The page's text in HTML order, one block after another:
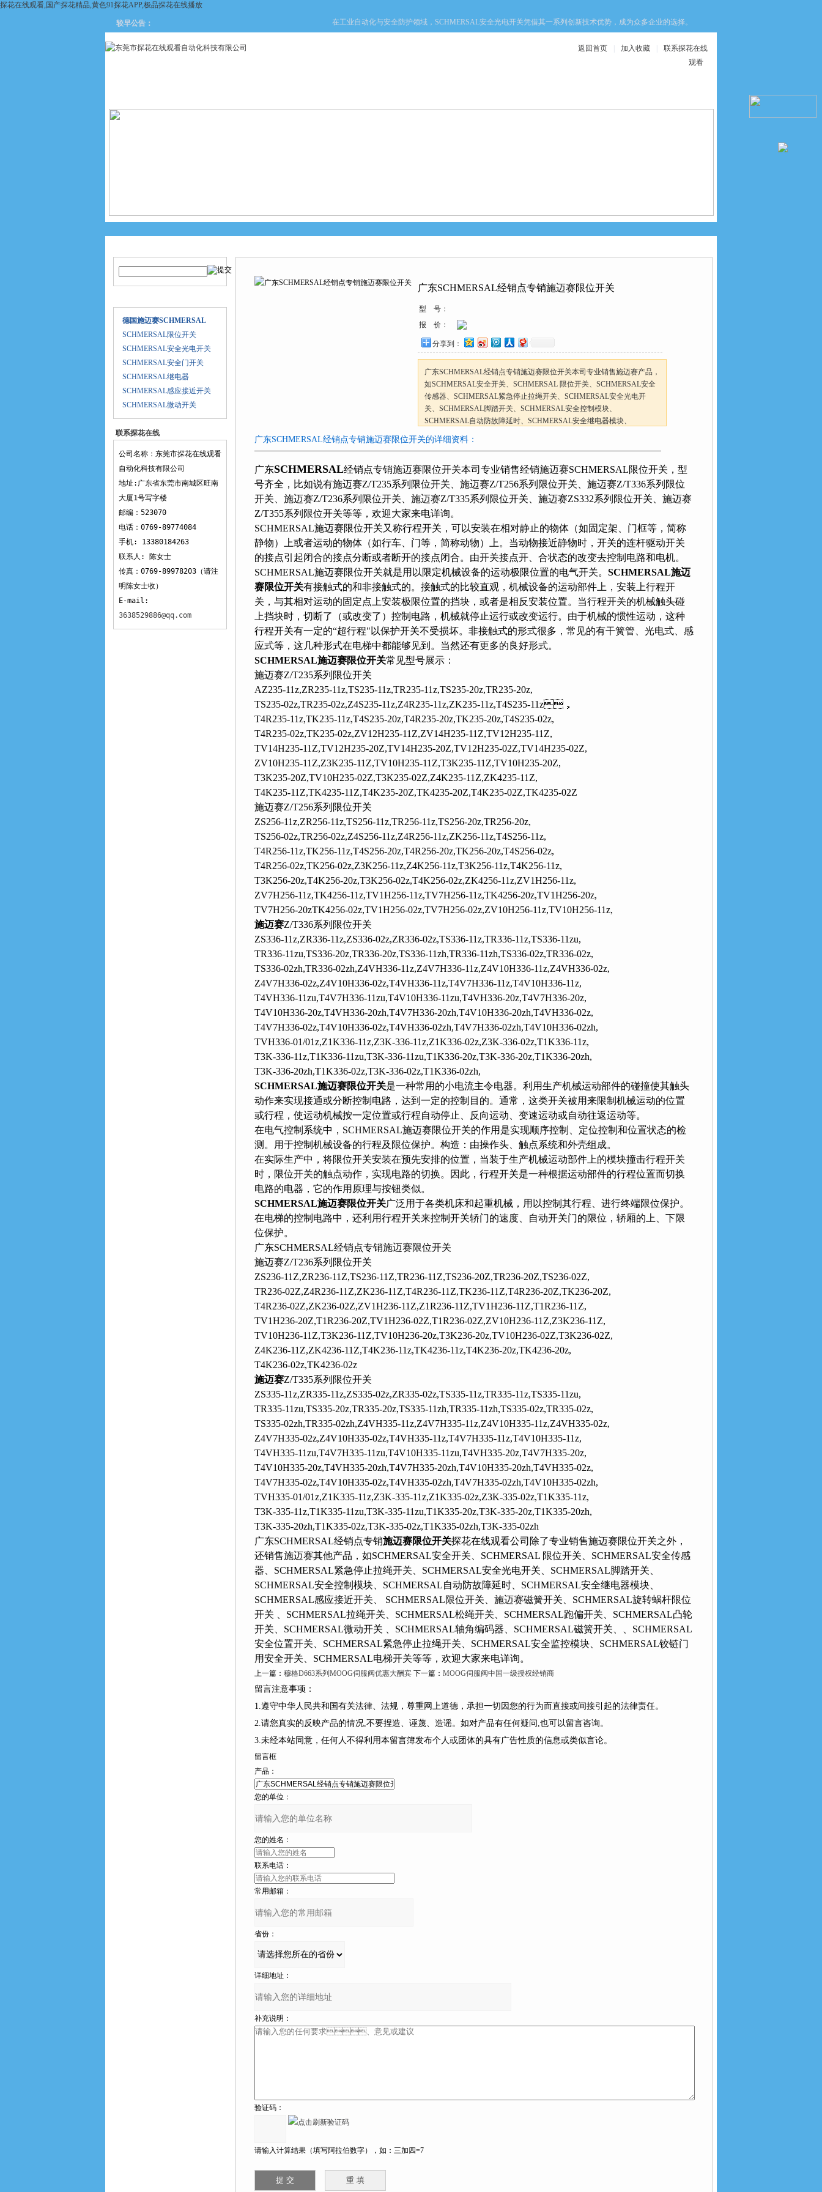
探花在线观看,国产探花精品,黄色91探花APP,极品探花在线播放
较早公告： 在工业自动化与安全防护领域，SCHMERSAL安全光电开关凭借其一系列创新技术优势，成为众多企业的选择。这些优势不仅提升了设备的安全性，还优
返回首页 加入收藏
联系探花在线
观看
德国施迈赛SCHMERSAL
SCHMERSAL限位开关
SCHMERSAL安全光电开关
SCHMERSAL安全门开关
SCHMERSAL继电器
SCHMERSAL感应接近开关
SCHMERSAL微动开关
联系探花在线
观看
公司名称：东莞市探花在线观看
自动化科技有限公司
地址:广东省东莞市南城区旺南
大厦1号写字楼
邮编：523070
电话：0769-89774084
手机: 13380184263
联系人: 陈女士
传真：0769-89978203（请注
明陈女士收）
E-mail:
3638529886@qq.com
广东SCHMERSAL经销点专销施迈赛限位开关
型 号：
报 价：
分享到：
广东SCHMERSAL经销点专销施迈赛限位开关本司专业销售施迈赛产品，
如SCHMERSAL安全开关、SCHMERSAL 限位开关、SCHMERSAL安全
传感器、SCHMERSAL紧急停止拉绳开关、SCHMERSAL安全光电开
关、SCHMERSAL脚踏开关、SCHMERSAL安全控制模块、
SCHMERSAL自动防故障延时、SCHMERSAL安全继电器模块、
SCHMERSAL感应接近开关等等
广东SCHMERSAL经销点专销施迈赛限位开关的详细资料：
广东SCHMERSAL经销点专销施迈赛限位开关本司专业销售经销施迈赛SCHMERSAL限位开关，型
号齐全，比如说有施迈赛Z/T235系列限位开关、施迈赛Z/T256系列限位开关、施迈赛Z/T336系列限位
开关、施迈赛Z/T236系列限位开关、施迈赛Z/T335系列限位开关、施迈赛ZS332系列限位开关、施迈赛
Z/T355系列限位开关等等，欢迎大家来电详询。
SCHMERSAL施迈赛限位开关又称行程开关，可以安装在相对静止的物体（如固定架、门框等，简称
静物）上或者运动的物体（如行车、门等，简称动物）上。当动物接近静物时，开关的连杆驱动开关
的接点引起闭合的接点分断或者断开的接点闭合。由开关接点开、合状态的改变去控制电路和电机。
SCHMERSAL施迈赛限位开关就是用以限定机械设备的运动极限位置的电气开关。 SCHMERSAL施迈
赛限位开关有接触式的和非接触式的。接触式的比较直观，机械设备的运动部件上，安装上行程开
关，与其相对运动的固定点上安装极限位置的挡块，或者是相反安装位置。当行程开关的机械触头碰
上挡块时，切断了（或改变了）控制电路，机械就停止运行或改变运行。由于机械的惯性运动，这种
行程开关有一定的“超行程"以保护开关不受损坏。非接触式的形式很多，常见的有干簧管、光电式、感
应式等，这几种形式在电梯中都能够见到。当然还有更多的良好形式。
SCHMERSAL施迈赛限位开关常见型号展示：
施迈赛Z/T235系列限位开关
AZ235-11z,ZR235-11z,TS235-11z,TR235-11z,TS235-20z,TR235-20z,
TS235-02z,TR235-02z,Z4S235-11z,Z4R235-11z,ZK235-11z,T4S235-11z，
T4R235-11z,TK235-11z,T4S235-20z,T4R235-20z,TK235-20z,T4S235-02z,
T4R235-02z,TK235-02z,ZV12H235-11Z,ZV14H235-11Z,TV12H235-11Z,
TV14H235-11Z,TV12H235-20Z,TV14H235-20Z,TV12H235-02Z,TV14H235-02Z,
ZV10H235-11Z,Z3K235-11Z,TV10H235-11Z,T3K235-11Z,TV10H235-20Z,
T3K235-20Z,TV10H235-02Z,T3K235-02Z,Z4K235-11Z,ZK4235-11Z,
T4K235-11Z,TK4235-11Z,T4K235-20Z,TK4235-20Z,T4K235-02Z,TK4235-02Z
施迈赛Z/T256系列限位开关
ZS256-11z,ZR256-11z,TS256-11z,TR256-11z,TS256-20z,TR256-20z,
TS256-02z,TR256-02z,Z4S256-11z,Z4R256-11z,ZK256-11z,T4S256-11z,
T4R256-11z,TK256-11z,T4S256-20z,T4R256-20z,TK256-20z,T4S256-02z,
T4R256-02z,TK256-02z,Z3K256-11z,Z4K256-11z,T3K256-11z,T4K256-11z,
T3K256-20z,T4K256-20z,T3K256-02z,T4K256-02z,ZK4256-11z,ZV1H256-11z,
ZV7H256-11z,TK4256-11z,TV1H256-11z,TV7H256-11z,TK4256-20z,TV1H256-20z,
TV7H256-20zTK4256-02z,TV1H256-02z,TV7H256-02z,ZV10H256-11z,TV10H256-11z,
施迈赛Z/T336系列限位开关
ZS336-11z,ZR336-11z,ZS336-02z,ZR336-02z,TS336-11z,TR336-11z,TS336-11zu,
TR336-11zu,TS336-20z,TR336-20z,TS336-11zh,TR336-11zh,TS336-02z,TR336-02z,
TS336-02zh,TR336-02zh,Z4VH336-11z,Z4V7H336-11z,Z4V10H336-11z,Z4VH336-02z,
Z4V7H336-02z,Z4V10H336-02z,T4VH336-11z,T4V7H336-11z,T4V10H336-11z,
T4VH336-11zu,T4V7H336-11zu,T4V10H336-11zu,T4VH336-20z,T4V7H336-20z,
T4V10H336-20z,T4VH336-20zh,T4V7H336-20zh,T4V10H336-20zh,T4VH336-02z,
T4V7H336-02z,T4V10H336-02z,T4VH336-02zh,T4V7H336-02zh,T4V10H336-02zh,
TVH336-01/01z,Z1K336-11z,Z3K-336-11z,Z1K336-02z,Z3K-336-02z,T1K336-11z,
T3K-336-11z,T1K336-11zu,T3K-336-11zu,T1K336-20z,T3K-336-20z,T1K336-20zh,
T3K-336-20zh,T1K336-02z,T3K-336-02z,T1K336-02zh,
SCHMERSAL施迈赛限位开关是一种常用的小电流主令电器。利用生产机械运动部件的碰撞使其触头
动作来实现接通或分断控制电路，达到一定的控制目的。通常，这类开关被用来限制机械运动的位置
或行程，使运动机械按一定位置或行程自动停止、反向运动、变速运动或自动往返运动等。
在电气控制系统中，SCHMERSAL施迈赛限位开关的作用是实现顺序控制、定位控制和位置状态的检
测。用于控制机械设备的行程及限位保护。构造：由操作头、触点系统和外壳组成。
在实际生产中，将限位开关安装在预先安排的位置，当装于生产机械运动部件上的模块撞击行程开关
时，限位开关的触点动作，实现电路的切换。因此，行程开关是一种根据运动部件的行程位置而切换
电路的电器，它的作用原理与按钮类似。
SCHMERSAL施迈赛限位开关广泛用于各类机床和起重机械，用以控制其行程、进行终端限位保护。
在电梯的控制电路中，还利用行程开关来控制开关轿门的速度、自动开关门的限位，轿厢的上、下限
位保护。
广东SCHMERSAL经销点专销施迈赛限位开关
施迈赛Z/T236系列限位开关
ZS236-11Z,ZR236-11Z,TS236-11Z,TR236-11Z,TS236-20Z,TR236-20Z,TS236-02Z,
TR236-02Z,Z4R236-11Z,ZK236-11Z,T4R236-11Z,TK236-11Z,T4R236-20Z,TK236-20Z,
T4R236-02Z,ZK236-02Z,ZV1H236-11Z,Z1R236-11Z,TV1H236-11Z,T1R236-11Z,
TV1H236-20Z,T1R236-20Z,TV1H236-02Z,T1R236-02Z,ZV10H236-11Z,Z3K236-11Z,
TV10H236-11Z,T3K236-11Z,TV10H236-20z,T3K236-20z,TV10H236-02Z,T3K236-02Z,
Z4K236-11Z,ZK4236-11Z,T4K236-11z,TK4236-11z,T4K236-20z,TK4236-20z,
T4K236-02z,TK4236-02z
施迈赛Z/T335系列限位开关
ZS335-11z,ZR335-11z,ZS335-02z,ZR335-02z,TS335-11z,TR335-11z,TS335-11zu,
TR335-11zu,TS335-20z,TR335-20z,TS335-11zh,TR335-11zh,TS335-02z,TR335-02z,
TS335-02zh,TR335-02zh,Z4VH335-11z,Z4V7H335-11z,Z4V10H335-11z,Z4VH335-02z,
Z4V7H335-02z,Z4V10H335-02z,T4VH335-11z,T4V7H335-11z,T4V10H335-11z,
T4VH335-11zu,T4V7H335-11zu,T4V10H335-11zu,T4VH335-20z,T4V7H335-20z,
T4V10H335-20z,T4VH335-20zh,T4V7H335-20zh,T4V10H335-20zh,T4VH335-02z,
T4V7H335-02z,T4V10H335-02z,T4VH335-02zh,T4V7H335-02zh,T4V10H335-02zh,
TVH335-01/01z,Z1K335-11z,Z3K-335-11z,Z1K335-02z,Z3K-335-02z,T1K335-11z,
T3K-335-11z,T1K335-11zu,T3K-335-11zu,T1K335-20z,T3K-335-20z,T1K335-20zh,
T3K-335-20zh,T1K335-02z,T3K-335-02z,T1K335-02zh,T3K-335-02zh
广东SCHMERSAL经销点专销施迈赛限位开关探花在线观看公司除了专业销售施迈赛限位开关之外，
还销售施迈赛其他产品，如SCHMERSAL安全开关、SCHMERSAL 限位开关、SCHMERSAL安全传感
器、SCHMERSAL紧急停止拉绳开关、SCHMERSAL安全光电开关、SCHMERSAL脚踏开关、
SCHMERSAL安全控制模块、SCHMERSAL自动防故障延时、SCHMERSAL安全继电器模块、
SCHMERSAL感应接近开关、 SCHMERSAL限位开关、施迈赛磁簧开关、SCHMERSAL旋转蜗杆限位
开关 、SCHMERSAL拉绳开关、SCHMERSAL松绳开关、SCHMERSAL跑偏开关、SCHMERSAL凸轮
开关、SCHMERSAL微动开关 、SCHMERSAL轴角编码器、SCHMERSAL磁簧开关、、SCHMERSAL
安全位置开关、SCHMERSAL紧急停止拉绳开关、SCHMERSAL安全监控模块、SCHMERSAL铰链门
用安全开关、SCHMERSAL电梯开关等等，欢迎大家来电详询。
上一篇： 穆格D663系列MOOG伺服阀优惠大酬宾 下一篇： MOOG伺服阀中国一级授权经销商
留言注意事项：
1.遵守中华人民共和国有关法律、法规，尊重网上道德，承担一切因您的行为而直接或间接引起的法律责任。
2.请您真实的反映产品的情况,不要捏造、诬蔑、造谣。如对产品有任何疑问,也可以留言咨询。
3.未经本站同意，任何人不得利用本留言簿发布个人或团体的具有广告性质的信息或类似言论。
留言框
产品：
您的单位：
您的姓名：
联系电话：
常用邮箱：
省份：
详细地址：
补充说明：
验证码：
请输入计算结果（填写阿拉伯数字），如：三加四=7